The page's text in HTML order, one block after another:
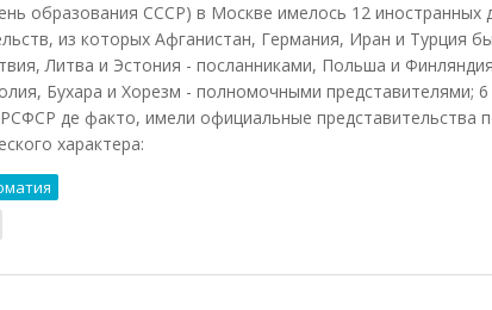
образования СССР) в Москве имелось 12 иностранных
из которых Афганистан, Германия, Иран и Турция
Литва и Эстония - посланниками, Польша и
Бухара и Хорезм - полномочными представителями; 6
де факто, имели официальные представительства
характера: